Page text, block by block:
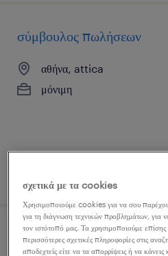
σύμβουλος πωλήσεων
αθήνα, attica
μόνιμη
sales engineer
σχετικά με τα cookies
Χρησιμοποιούμε cookies για να σου
για τη διάγνωση τεχνικών προβλημάτων, για
τον ιστότοπό μας. Τα χρησιμοποιούμε
περισσότερες σχετικές πληροφορίες στις
αποδεχτείς είτε να τα απορρίψεις ή να